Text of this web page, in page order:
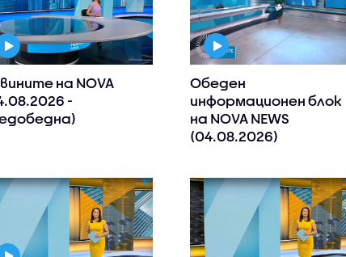
на NOVA
-
Обеден
информационен блок
на NOVA NEWS
(04.08.2026)